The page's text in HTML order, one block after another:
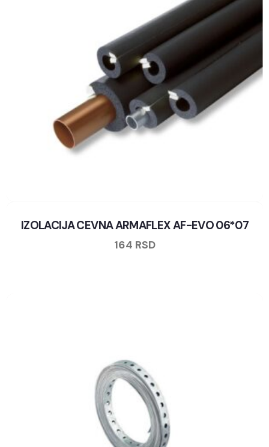
IZOLACIJA CEVNA ARMAFLEX AF-EVO 06*07
164 RSD